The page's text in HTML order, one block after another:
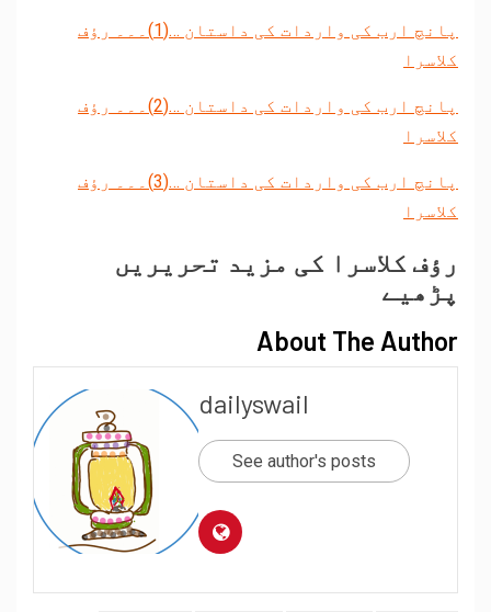
پانچ ارب کی واردات کی داستان …(1)۔۔۔ رؤف
کلاسرا
پانچ ارب کی واردات کی داستان …(2)۔۔۔ رؤف
کلاسرا
پانچ ارب کی واردات کی داستان …(3)۔۔۔ رؤف
کلاسرا
رؤف کلاسرا کی مزید تحریریں
پڑھیے
About The Author
dailyswail
See author's posts